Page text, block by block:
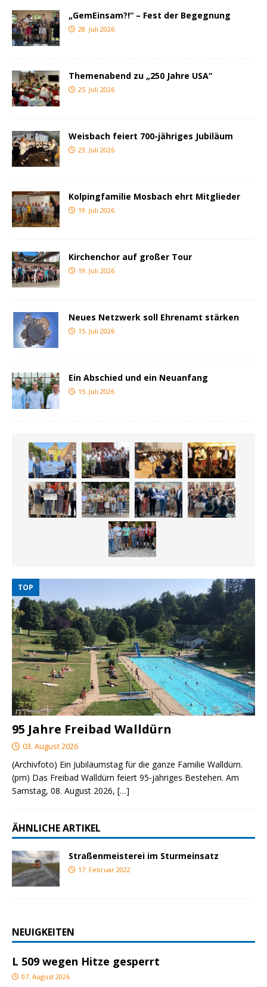
„GemEinsam?!“ – Fest der Begegnung
28. Juli 2026
Themenabend zu „250 Jahre USA“
25. Juli 2026
Weisbach feiert 700-jähriges Jubiläum
23. Juli 2026
Kolpingfamilie Mosbach ehrt Mitglieder
19. Juli 2026
Kirchenchor auf großer Tour
19. Juli 2026
Neues Netzwerk soll Ehrenamt stärken
15. Juli 2026
Ein Abschied und ein Neuanfang
15. Juli 2026
TOP
95 Jahre Freibad Walldürn
03. August 2026
(Archivfoto) Ein Jubiläumstag für die ganze Familie Walldürn.
(pm) Das Freibad Walldürn feiert 95-jähriges Bestehen. Am
Samstag, 08. August 2026, […]
ÄHNLICHE ARTIKEL
Straßenmeisterei im Sturmeinsatz
17. Februar 2022
NEUIGKEITEN
L 509 wegen Hitze gesperrt
07. August 2026